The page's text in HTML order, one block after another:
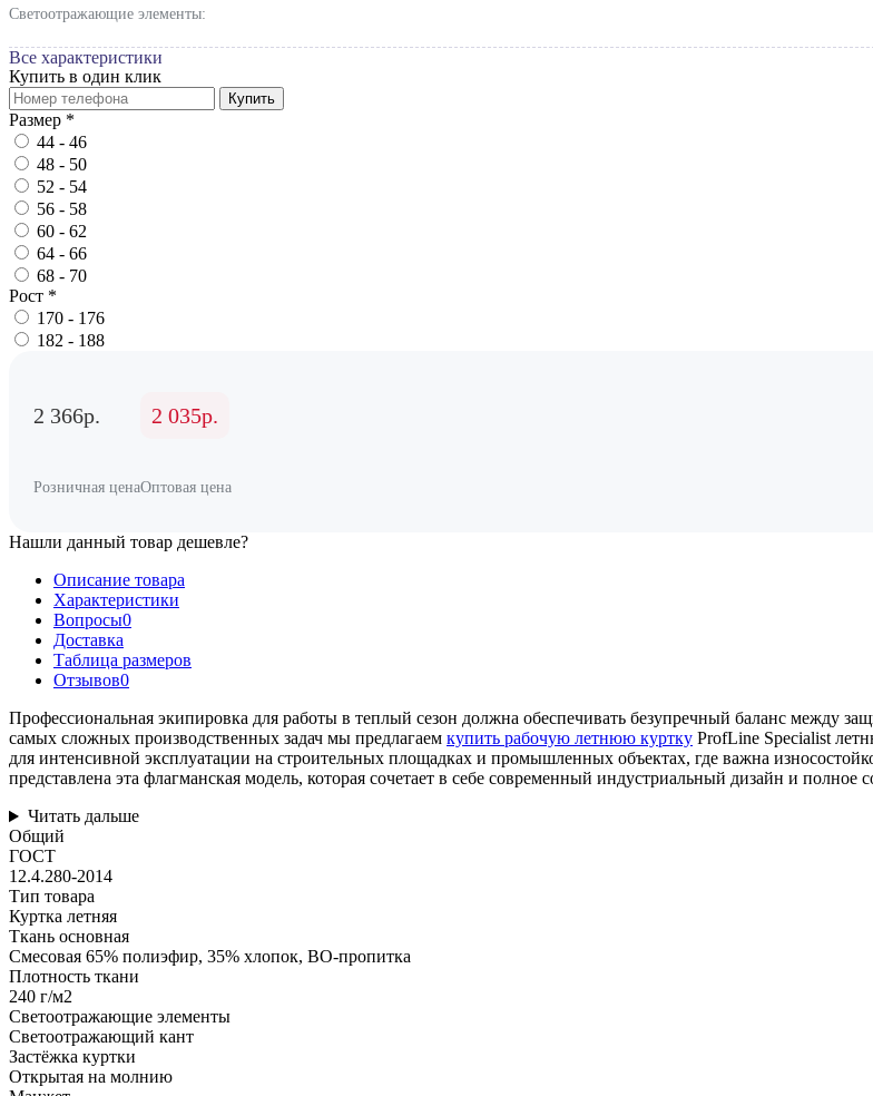
Светоотражающие элементы:
Все характеристики
Купить в один клик
Купить
Размер *
44 - 46
48 - 50
52 - 54
56 - 58
60 - 62
64 - 66
68 - 70
Рост *
170 - 176
182 - 188
2 366р.
Розничная цена
2 035р.
Оптовая цена
Нашли данный товар дешевле?
Описание товара
Характеристики
Вопросы0
Доставка
Таблица размеров
Отзывов0
Профессиональная экипировка для работы в теплый сезон должна обеспечивать безупречный баланс между
самых сложных производственных задач мы предлагаем купить рабочую летнюю куртку ProfLine Specialist
для интенсивной эксплуатации на строительных площадках и промышленных объектах, где важна
представлена эта флагманская модель, которая сочетает в себе современный индустриальный дизайн и полное
Читать дальше
Общий
ГОСТ
12.4.280-2014
Тип товара
Куртка летняя
Ткань основная
Смесовая 65% полиэфир, 35% хлопок, ВО-пропитка
Плотность ткани
240 г/м2
Светоотражающие элементы
Светоотражающий кант
Застёжка куртки
Открытая на молнию